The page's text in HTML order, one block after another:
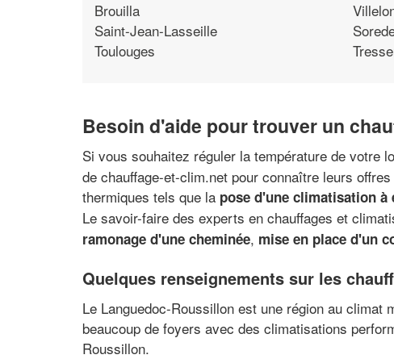
Brouilla
Saint-Jean-Lasseille
Toulouges
Besoin d'aide pour trouver un
Si vous souhaitez réguler la température de votre
de chauffage-et-clim.net pour connaître leurs
thermiques tels que la pose d'une climatisation
Le savoir-faire des experts en chauffages et
ramonage d'une cheminée, mise en place d'un
Quelques renseignements sur les
Le Languedoc-Roussillon est une région au
beaucoup de foyers avec des climatisations
Roussillon.